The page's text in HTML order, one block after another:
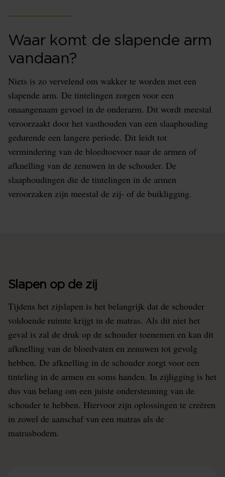
Waar komt de slapende arm
vandaan?
Niets is zo vervelend om wakker te worden met een
slapende arm. De tintelingen zorgen voor een
onaangenaam gevoel in de onderarm. Dit wordt meestal
veroorzaakt door het vasthouden van een slaaphouding
gedurende een langere periode. Dit leidt tot
vermindering van de bloedtoevoer naar de armen of
afknelling van de zenuwen in de schouder. De
slaaphoudingen die de tintelingen in de armen
veroorzaken zijn meestal de zij- of de buikligging.
Slapen op de zij
Tijdens het zijslapen is het belangrijk dat de schouder
voldoende ruimte krijgt in de matras. Als dit niet het
geval is zal de druk op de schouder toenemen en kan dit
afknelling van de bloedvaten en zenuwen tot gevolg
hebben. De afknelling in de schouder zorgt voor een
tinteling in de armen en soms handen. In zijligging is het
dus van belang om een juiste ondersteuning van de
schouder te hebben. Hiervoor zijn oplossingen te creëren
in zowel de aanschaf van een matras als de
matrasbodem.